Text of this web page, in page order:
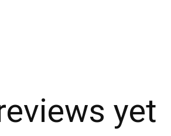
yet